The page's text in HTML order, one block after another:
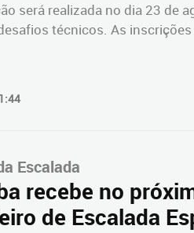
será realizada no dia 23 de
técnicos. As
Escalada
recebe no
de Escalada